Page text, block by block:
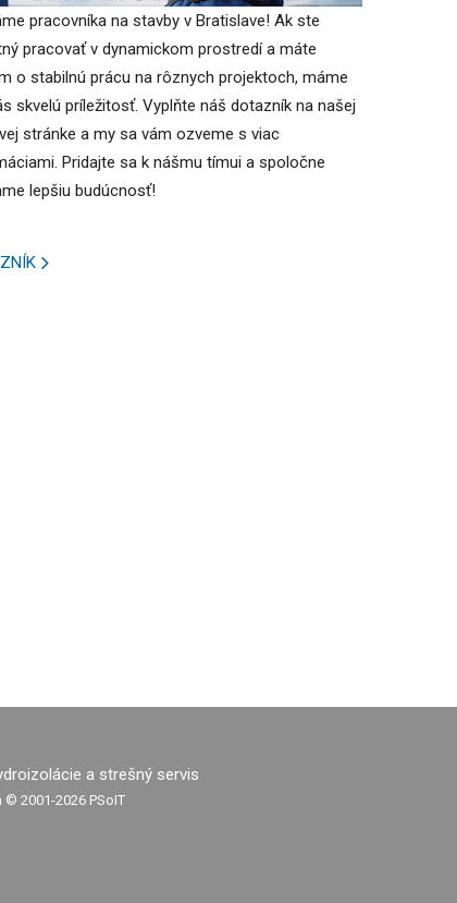
pracovníka na stavby v Bratislave! Ak ste
pracovať v dynamickom prostredí a máte
o stabilnú prácu na rôznych projektoch, máme
skvelú príležitosť. Vyplňte náš dotazník na našej
stránke a my sa vám ozveme s viac
Pridajte sa k nášmu tímui a spoločne
lepšiu budúcnosť!
a strešný servis
© 2001-2026 PSoIT